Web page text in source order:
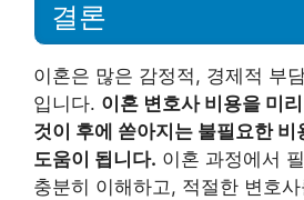
결론
이혼은 많은 감정적, 경제적 부
입니다. 이혼 변호사 비용을 미
것이 후에 쏟아지는 불필요한 비
도움이 됩니다. 이혼 과정에서
충분히 이해하고, 적절한 변호